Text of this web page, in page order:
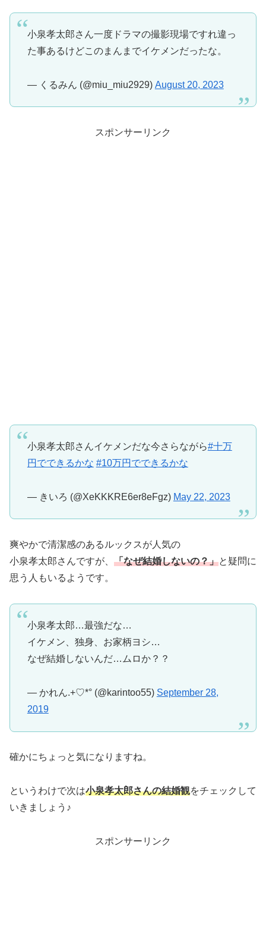
小泉孝太郎さん一度ドラマの撮影現場ですれ違っ
た事あるけどこのまんまでイケメンだったな。
— くるみん (@miu_miu2929) August 20, 2023
スポンサーリンク
小泉孝太郎さんイケメンだな今さらながら#十万
円でできるかな #10万円でできるかな
— きいろ (@XeKKKRE6er8eFgz) May 22, 2023
爽やかで清潔感のあるルックスが人気の
小泉孝太郎さんですが、 「なぜ結婚しないの？」と疑問に
思う人もいるようです。
小泉孝太郎…最強だな…
イケメン、独身、お家柄ヨシ…
なぜ結婚しないんだ…ムロか？？
— かれん.+♡*° (@karintoo55) September 28,
2019
確かにちょっと気になりますね。
というわけで次は小泉孝太郎さんの結婚観をチェックして
いきましょう♪
スポンサーリンク